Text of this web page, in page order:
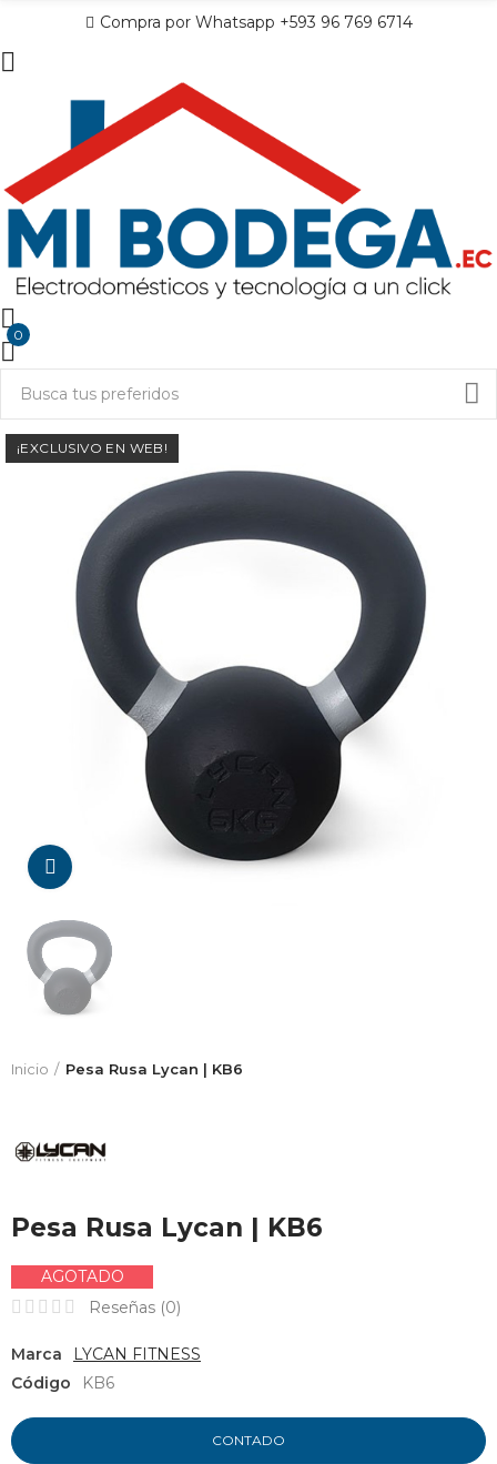
Compra por Whatsapp +593 96 769 6714
0
Da click para agrandar
¡EXCLUSIVO EN WEB!
Inicio Pesa Rusa Lycan | KB6
Pesa Rusa Lycan | KB6
AGOTADO
Reseñas (0)
Marca
LYCAN FITNESS
Código
KB6
CONTADO